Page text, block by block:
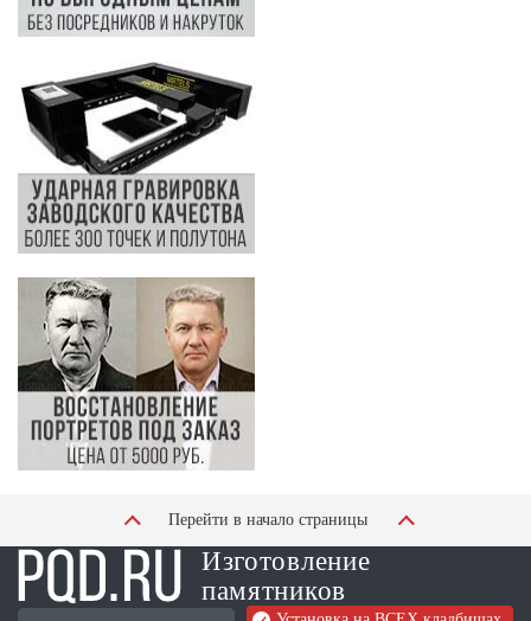
Перейти в начало страницы
Изготовление
памятников